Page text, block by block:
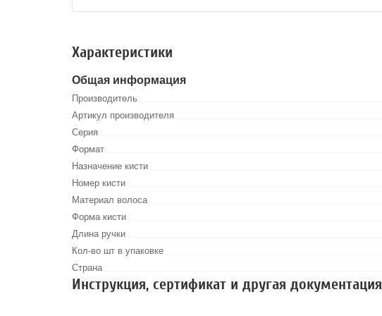
Характеристики
Общая информация
Производитель
Артикул производителя
Серия
Формат
Назначение кисти
Номер кисти
Материал волоса
Форма кисти
Длина ручки
Кол-во шт в упаковке
Страна
Инструкция, сертификат и другая документация